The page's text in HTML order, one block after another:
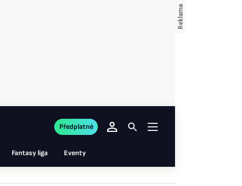
Fantasy liga Eventy
Předplatné